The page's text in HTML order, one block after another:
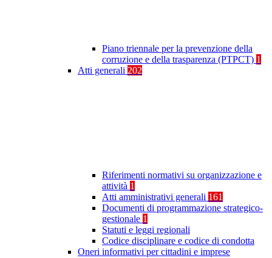
Piano triennale per la prevenzione della
corruzione e della trasparenza (PTPCT) 1
Atti generali 202
Riferimenti normativi su organizzazione e
attività 1
Atti amministrativi generali 161
Documenti di programmazione strategico-
gestionale 1
Statuti e leggi regionali
Codice disciplinare e codice di condotta
Oneri informativi per cittadini e imprese